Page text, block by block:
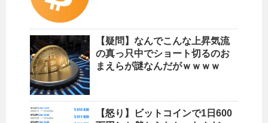
【疑問】なんでこんな上昇気流
の真っ只中でショート切るのお
まえらが謎なんだがｗｗｗｗ
【怒り】ビットコインで1日600